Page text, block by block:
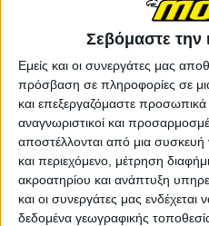
Σεβόμαστε την
Εμείς και οι συνεργάτες μας
πρόσβαση σε πληροφορίες σε
και επεξεργαζόμαστε
αναγνωριστικοί και
αποστέλλονται από μια συσκευή
και περιεχόμενο, μέτρηση
ακροατηρίου και ανάπτυξη
και οι συνεργάτες μας
δεδομένα γεωγραφικής
Την Τετάρτη, οι γιατροί
του δεν ήταν πλέον
και μετά συνέχισε να
πρόοδο. Μετά από επιπλέον
διαπίστωσαν επίσης ένα
χρειαστεί να φορέσει
για να σταθεροποιηθεί.
επικοινωνεί με την